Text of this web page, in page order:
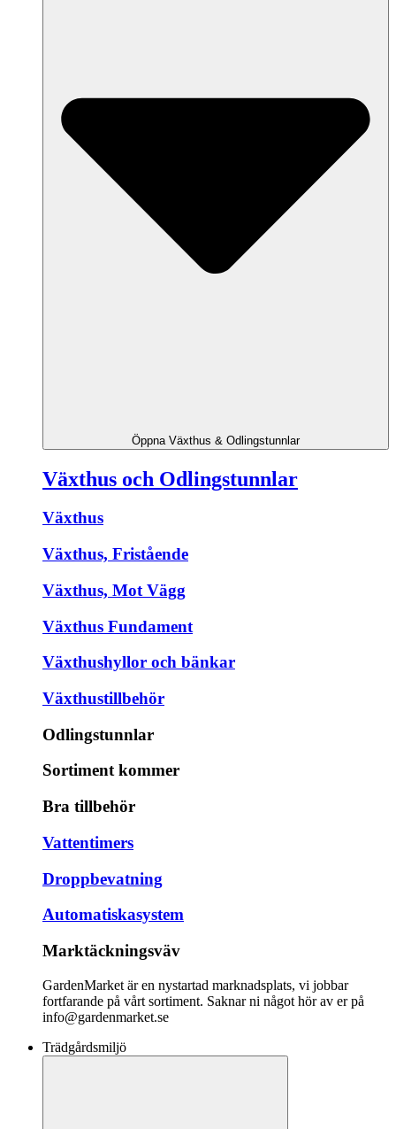
Öppna Växthus & Odlingstunnlar
Växthus och Odlingstunnlar
Växthus
Växthus, Fristående
Växthus, Mot Vägg
Växthus Fundament
Växthushyllor och bänkar
Växthustillbehör
Odlingstunnlar
Sortiment kommer
Bra tillbehör
Vattentimers
Droppbevatning
Automatiskasystem
Marktäckningsväv
GardenMarket är en nystartad marknadsplats, vi jobbar
fortfarande på vårt sortiment. Saknar ni något hör av er på
info@gardenmarket.se
Trädgårdsmiljö